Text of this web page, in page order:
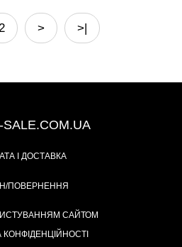
> >|
SALE.COM.UA
І ДОСТАВКА
ПОВЕРНЕННЯ
САЙТОМ
КОНФІДЕНЦІЙНОСТІ